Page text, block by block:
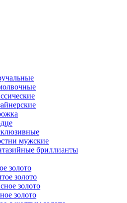
мужские
бриллианты
золото
золото
золото
золото